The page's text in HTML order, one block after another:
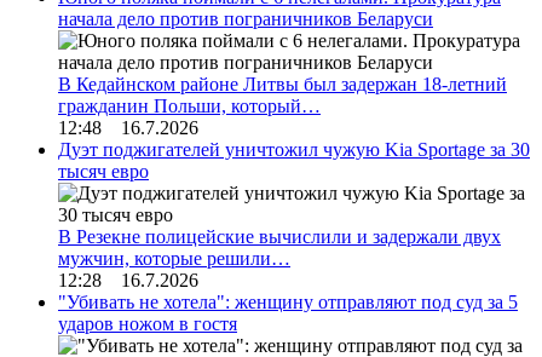
начала дело против пограничников Беларуси
В Кедайнском районе Литвы был задержан 18-летний
гражданин Польши, который…
12:48 16.7.2026
Дуэт поджигателей уничтожил чужую Kia Sportage за 30
тысяч евро
В Резекне полицейские вычислили и задержали двух
мужчин, которые решили…
12:28 16.7.2026
"Убивать не хотела": женщину отправляют под суд за 5
ударов ножом в гостя